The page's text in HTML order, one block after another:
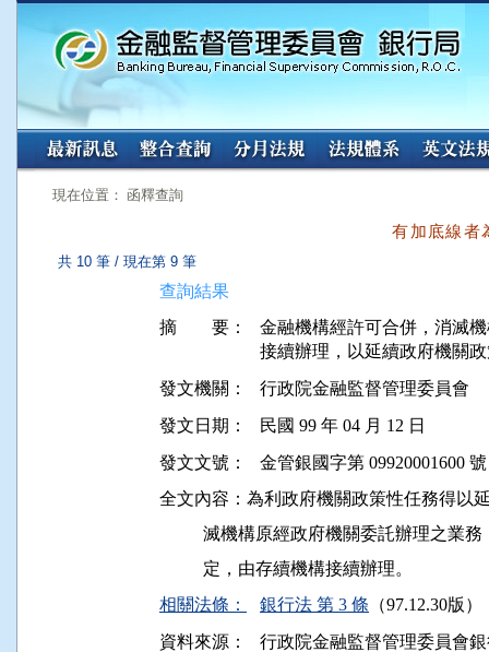
:::
現在位置： 函釋查詢
有加底線者
共 10 筆 / 現在第 9 筆
查詢結果
摘 要：
金融機構經許可合併，消滅
發文機關：
行政院金融監督管理委員會
發文日期：
民國 99 年 04 月 12 日
發文文號：
金管銀國字第 09920001600
全文內容：為利政府機關政策性任務得以
滅機構原經政府機關委託辦理之
相關法條：
銀行法 第 3 條 （97.12.30版）
資料來源：
行政院金融監督管理委員會